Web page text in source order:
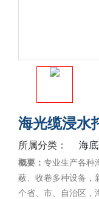
海光缆浸水
所属分类： 海
概要： 专业生产各种
蔽、收卷多种设备，
个省、市、自治区，